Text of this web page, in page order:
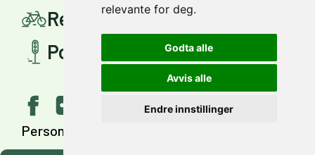
relevante for deg.
Godta alle
Avvis alle
Endre innstillinger
Reis smartere
Politisk styring
Personvern